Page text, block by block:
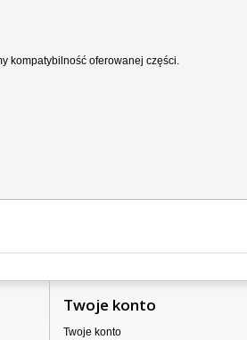
kompatybilność oferowanej części.
Twoje konto
Twoje konto